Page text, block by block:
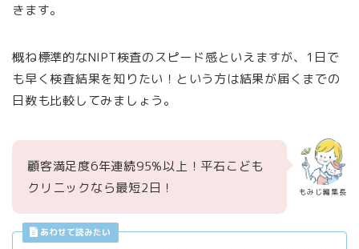
きます。
概ね標準的なNIPT検査のスピード感といえますが、1日で
も早く検査結果を知りたい！という方は結果が届くまでの
日数も比較してみましょう。
もみじ編集長
顧客満足度6年連続95%以上！平石こども
クリニックなら最短2日！